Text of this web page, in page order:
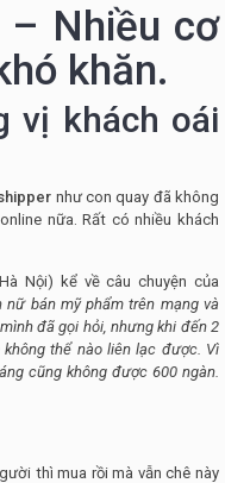
– Nhiều cơ
khăn.
vị khách oái
như con quay đã không
nữa. Rất có nhiều khách
Nội) kể về câu chuyện của
bán mỹ phẩm trên mạng và
đã gọi hỏi, nhưng khi đến 2
thể nào liên lạc được. Vì
cũng không được 600 ngàn.
thì mua rồi mà vẫn chê này